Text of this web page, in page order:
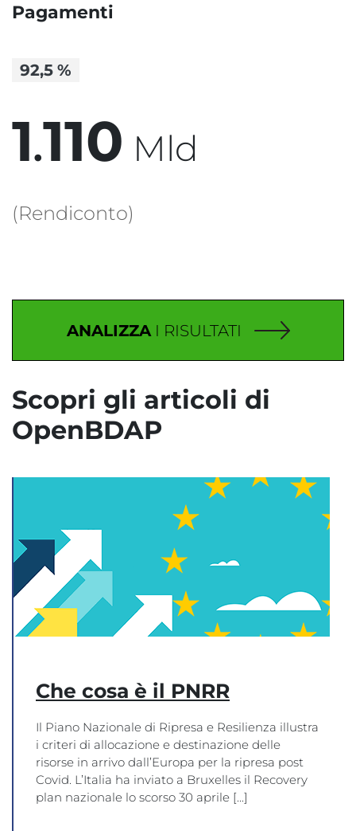
Pagamenti
92,5 %
1.110 Mld
(Rendiconto)
ANALIZZAI RISULTATI
Scopri gli articoli di
OpenBDAP
Che cosa è il PNRR
Il Piano Nazionale di Ripresa e Resilienza illustra
i criteri di allocazione e destinazione delle
risorse in arrivo dall’Europa per la ripresa post
Covid. L’Italia ha inviato a Bruxelles il Recovery
plan nazionale lo scorso 30 aprile [...]